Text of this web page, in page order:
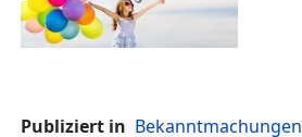
Publiziert in Bekanntmachungen